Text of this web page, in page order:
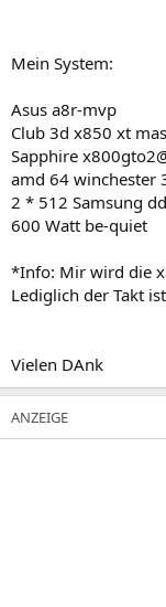
Mein System:
Asus a8r-mvp
Club 3d x850 xt
Sapphire
amd 64 winchester
2 * 512 Samsung
600 Watt be-quiet
*Info: Mir wird die
Lediglich der Takt
Vielen DAnk